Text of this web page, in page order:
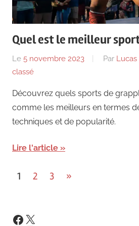
Quel est le meilleur
Le 5 novembre 2023 Par Lucas
classé
Découvrez quels sports de
comme les meilleurs en termes
techniques et de popularité.
Lire l'article
Pagination
publications
1 2 3
Next
»
Facebook
X